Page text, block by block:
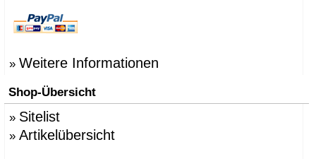
» Weitere Informationen
Shop-Übersicht
» Sitelist
» Artikelübersicht